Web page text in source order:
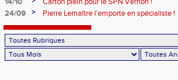
14/10
Carton plein pour le SPN Vernon !
24/09
> Pierre Lemaître l’emporte en spécialiste !